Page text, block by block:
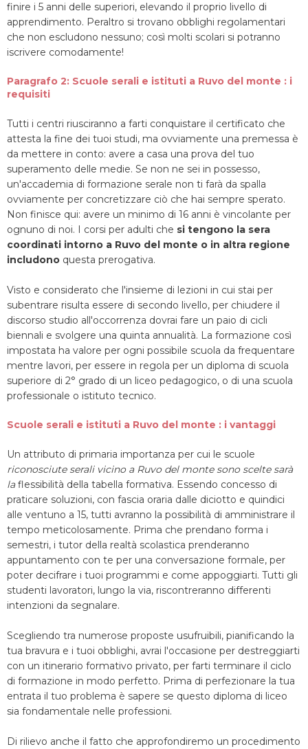
finire i 5 anni delle superiori, elevando il proprio livello di
apprendimento. Peraltro si trovano obblighi regolamentari
che non escludono nessuno; così molti scolari si potranno
iscrivere comodamente!
Paragrafo 2: Scuole serali e istituti a Ruvo del monte : i
requisiti
Tutti i centri riusciranno a farti conquistare il certificato che
attesta la fine dei tuoi studi, ma ovviamente una premessa è
da mettere in conto: avere a casa una prova del tuo
superamento delle medie. Se non ne sei in possesso,
un'accademia di formazione serale non ti farà da spalla
ovviamente per concretizzare ciò che hai sempre sperato.
Non finisce qui: avere un minimo di 16 anni è vincolante per
ognuno di noi. I corsi per adulti che si tengono la sera
coordinati intorno a Ruvo del monte o in altra regione
includono questa prerogativa.
Visto e considerato che l'insieme di lezioni in cui stai per
subentrare risulta essere di secondo livello, per chiudere il
discorso studio all'occorrenza dovrai fare un paio di cicli
biennali e svolgere una quinta annualità. La formazione così
impostata ha valore per ogni possibile scuola da frequentare
mentre lavori, per essere in regola per un diploma di scuola
superiore di 2° grado di un liceo pedagogico, o di una scuola
professionale o istituto tecnico.
Scuole serali e istituti a Ruvo del monte : i vantaggi
Un attributo di primaria importanza per cui le scuole
riconosciute serali vicino a Ruvo del monte sono scelte sarà
laflessibilità della tabella formativa. Essendo concesso di
praticare soluzioni, con fascia oraria dalle diciotto e quindici
alle ventuno a 15, tutti avranno la possibilità di amministrare il
tempo meticolosamente. Prima che prendano forma i
semestri, i tutor della realtà scolastica prenderanno
appuntamento con te per una conversazione formale, per
poter decifrare i tuoi programmi e come appoggiarti. Tutti gli
studenti lavoratori, lungo la via, riscontreranno differenti
intenzioni da segnalare.
Scegliendo tra numerose proposte usufruibili, pianificando la
tua bravura e i tuoi obblighi, avrai l'occasione per destreggiarti
con un itinerario formativo privato, per farti terminare il ciclo
di formazione in modo perfetto. Prima di perfezionare la tua
entrata il tuo problema è sapere se questo diploma di liceo
sia fondamentale nelle professioni.
Di rilievo anche il fatto che approfondiremo un procedimento